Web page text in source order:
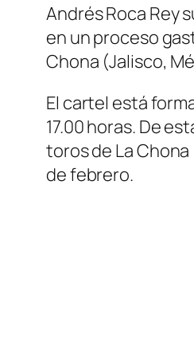
Andrés Roca Rey
en un proceso
Chona (Jalisco,
El cartel está
17.00 horas. De
toros de La
de febrero.